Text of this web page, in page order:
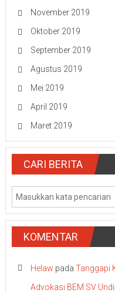
November 2019
Oktober 2019
September 2019
Agustus 2019
Mei 2019
April 2019
Maret 2019
CARI BERITA
KOMENTAR
Helaw pada Tanggapi
Advokasi BEM SV